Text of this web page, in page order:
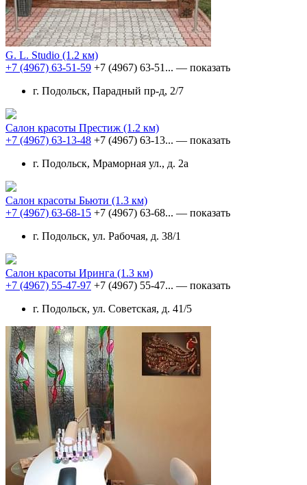
G. L. Studio (1.2 км)
+7 (4967) 63-51-59 +7 (4967) 63-51... — показать
г. Подольск, Парадный пр-д, 2/7
Салон красоты Престиж (1.2 км)
+7 (4967) 63-13-48 +7 (4967) 63-13... — показать
г. Подольск, Мраморная ул., д. 2а
Салон красоты Бьюти (1.3 км)
+7 (4967) 63-68-15 +7 (4967) 63-68... — показать
г. Подольск, ул. Рабочая, д. 38/1
Салон красоты Иринга (1.3 км)
+7 (4967) 55-47-97 +7 (4967) 55-47... — показать
г. Подольск, ул. Советская, д. 41/5